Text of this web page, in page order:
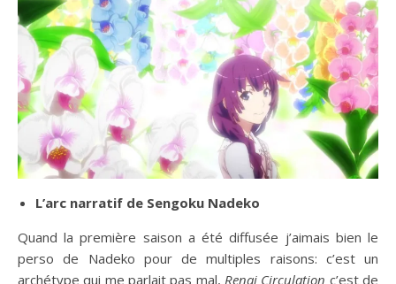
L’arc narratif de Sengoku Nadeko
Quand la première saison a été diffusée j’aimais bien le
perso de Nadeko pour de multiples raisons: c’est un
archétype qui me parlait pas mal, Renai Circulation c’est de